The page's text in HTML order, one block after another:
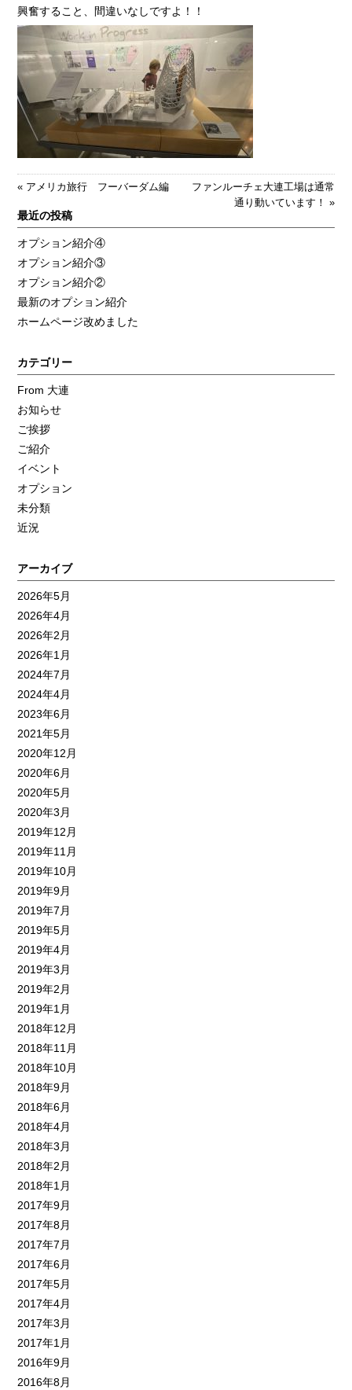
興奮すること、間違いなしですよ！！
« アメリカ旅行 フーバーダム編
ファンルーチェ大連工場は通常
通り動いています！ »
最近の投稿
オプション紹介④
オプション紹介③
オプション紹介②
最新のオプション紹介
ホームページ改めました
カテゴリー
From 大連
お知らせ
ご挨拶
ご紹介
イベント
オプション
未分類
近況
アーカイブ
2026年5月
2026年4月
2026年2月
2026年1月
2024年7月
2024年4月
2023年6月
2021年5月
2020年12月
2020年6月
2020年5月
2020年3月
2019年12月
2019年11月
2019年10月
2019年9月
2019年7月
2019年5月
2019年4月
2019年3月
2019年2月
2019年1月
2018年12月
2018年11月
2018年10月
2018年9月
2018年6月
2018年4月
2018年3月
2018年2月
2018年1月
2017年9月
2017年8月
2017年7月
2017年6月
2017年5月
2017年4月
2017年3月
2017年1月
2016年9月
2016年8月